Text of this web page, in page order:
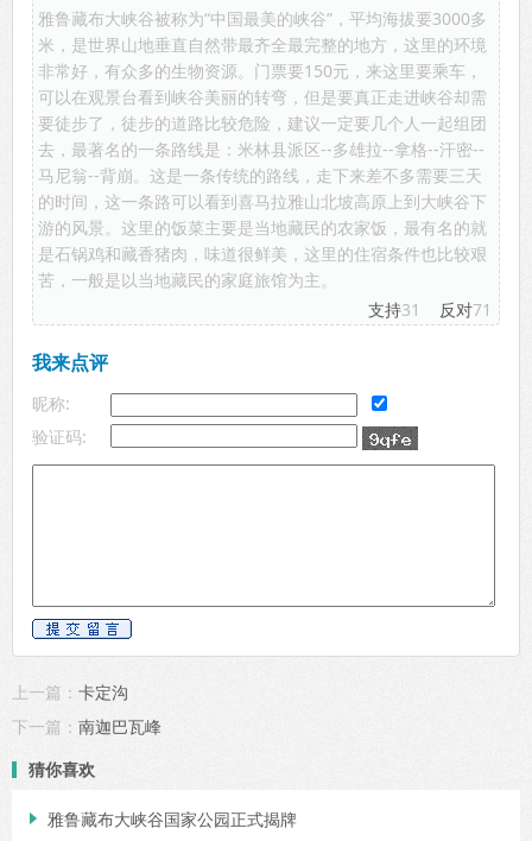
雅鲁藏布大峡谷被称为“中国最美的峡谷”，平均海拔要3000多
米，是世界山地垂直自然带最齐全最完整的地方，这里的环境
非常好，有众多的生物资源。门票要150元，来这里要乘车，
可以在观景台看到峡谷美丽的转弯，但是要真正走进峡谷却需
要徒步了，徒步的道路比较危险，建议一定要几个人一起组团
去，最著名的一条路线是：米林县派区--多雄拉--拿格--汗密--
马尼翁--背崩。这是一条传统的路线，走下来差不多需要三天
的时间，这一条路可以看到喜马拉雅山北坡高原上到大峡谷下
游的风景。这里的饭菜主要是当地藏民的农家饭，最有名的就
是石锅鸡和藏香猪肉，味道很鲜美，这里的住宿条件也比较艰
苦，一般是以当地藏民的家庭旅馆为主。
支持31 反对71
我来点评
昵称:
验证码:
上一篇： 卡定沟
下一篇： 南迦巴瓦峰
猜你喜欢
 雅鲁藏布大峡谷国家公园正式揭牌